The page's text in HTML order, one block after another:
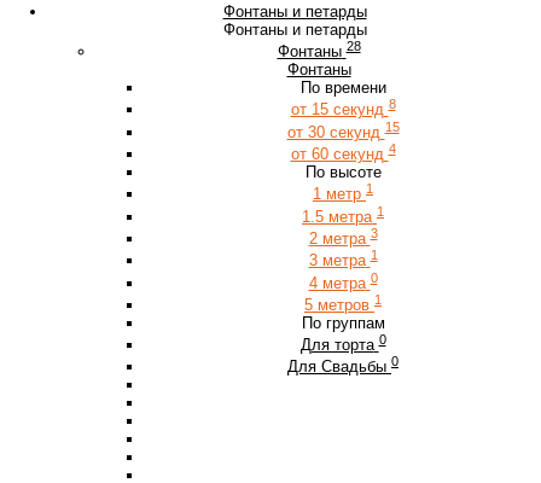
Фонтаны и петарды
Фонтаны и петарды
Фонтаны 28
Фонтаны
По времени
от 15 секунд 8
от 30 секунд 15
от 60 секунд 4
По высоте
1 метр 1
1.5 метра 1
2 метра 3
3 метра 1
4 метра 0
5 метров 1
По группам
Для торта 0
Для Свадьбы 0